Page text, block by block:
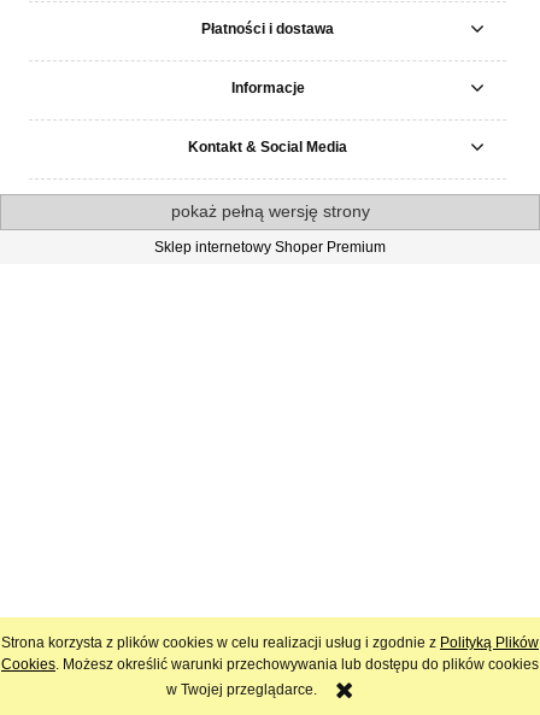
Strona korzysta z plików cookies w celu realizacji usług i zgodnie z Polityką Plików
Cookies. Możesz określić warunki przechowywania lub dostępu do plików cookies
w Twojej przeglądarce.
Płatności i dostawa
Informacje
Kontakt & Social Media
pokaż pełną wersję strony
Sklep internetowy Shoper Premium